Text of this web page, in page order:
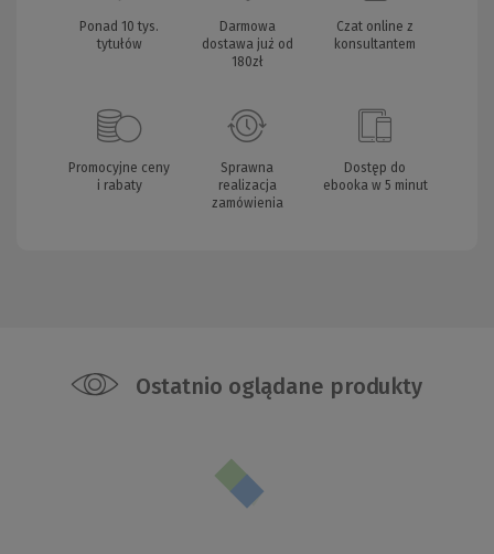
Ponad 10 tys.
tytułów
Darmowa
dostawa już od
180zł
Czat online z
konsultantem
Promocyjne ceny
i rabaty
Sprawna
realizacja
zamówienia
Dostęp do
ebooka w 5 minut
Ostatnio oglądane produkty